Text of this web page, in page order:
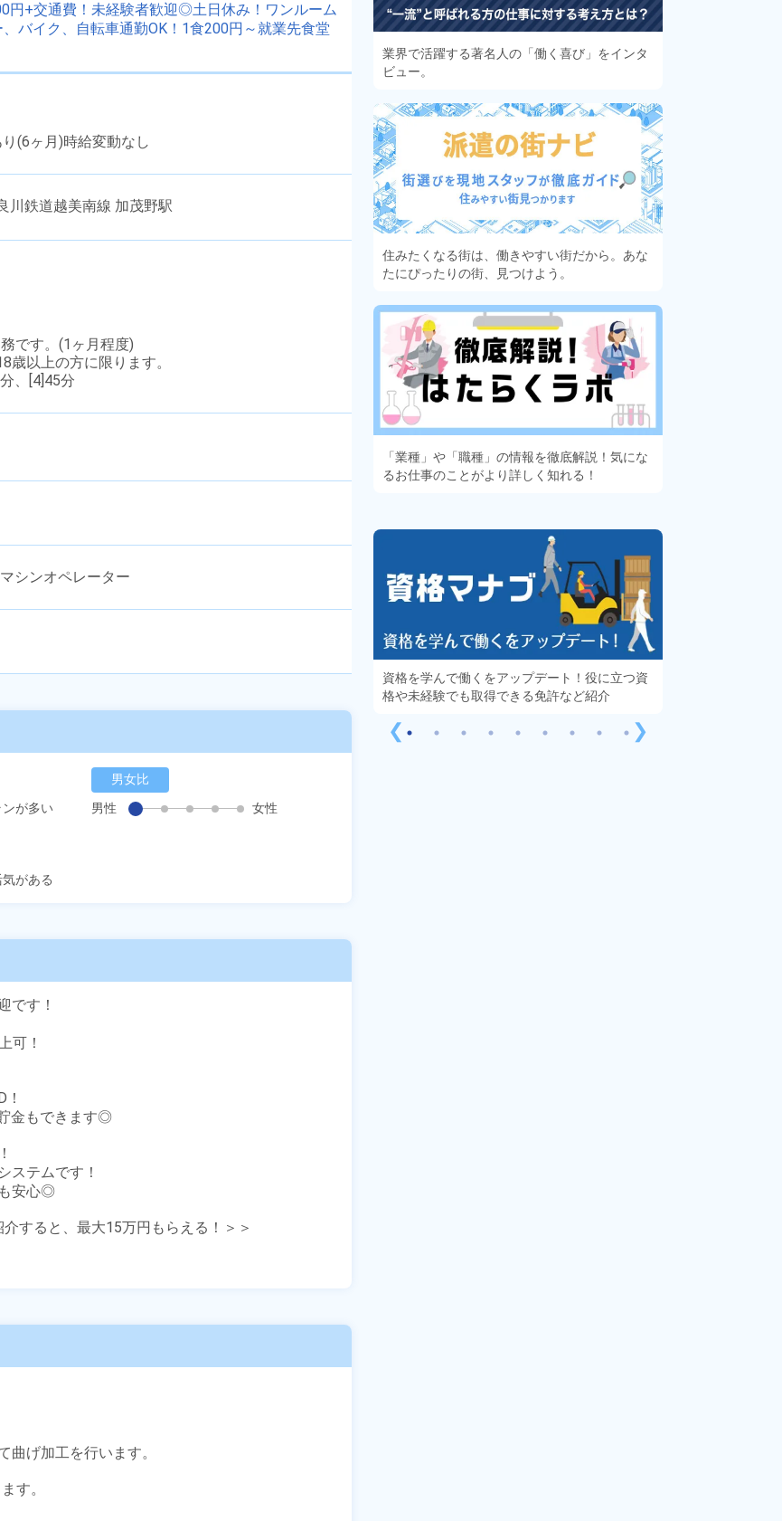
+交通費！未経験者歓迎◎土日休み！ワンルーム
バイク、自転車通勤OK！1食200円～就業先食堂
(6ヶ月)時給変動なし
鉄道越美南線 加茂野駅
です。(1ヶ月程度)
歳以上の方に限ります。
、[4]45分
シンオペレーター
が多い
男女比
男性
女性
気がある
です！
可！
金もできます◎
ステムです！
安心◎
すると、最大15万円もらえる！＞＞
げ加工を行います。
す。
業界で活躍する著名人の「働く喜び」をインタ
ビュー。
住みたくなる街は、働きやすい街だから。あな
たにぴったりの街、見つけよう。
「業種」や「職種」の情報を徹底解説！気にな
るお仕事のことがより詳しく知れる！
❮
あるモノに魅了され続け気がつけばマニア
はず！
資格を学んで働くをアップデート！役に立つ資
格や未経験でも取得できる免許など紹介
❯